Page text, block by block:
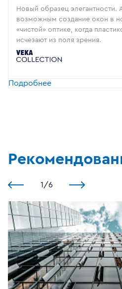
Новый образец элегантности.
возможным создание окон в
«чистой» оптике, когда
исчезают из поля зрения.
Подробнее
1 /6